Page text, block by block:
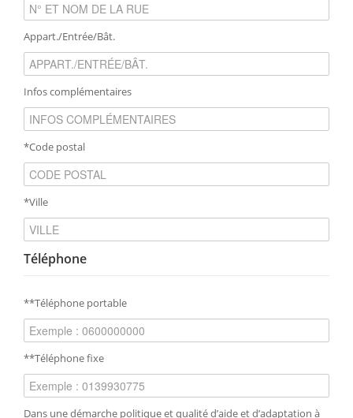
Appart./Entrée/Bât.
Infos complémentaires
*Code postal
*Ville
Téléphone
**Téléphone portable
**Téléphone fixe
Dans une démarche politique et qualité d’aide et d’adaptation à